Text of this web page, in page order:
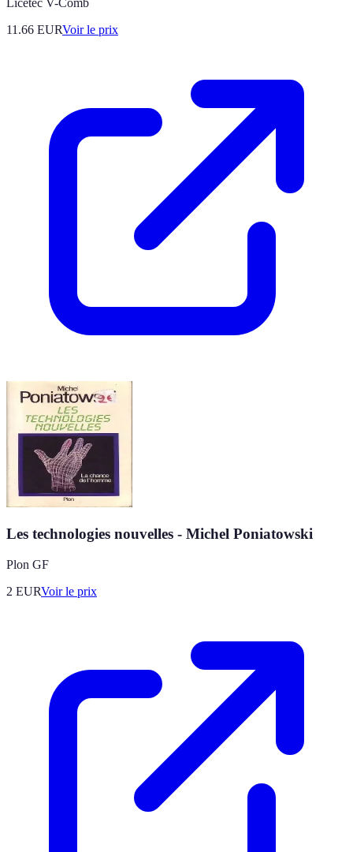
Licetec V-Comb
11.66 EURVoir le prix
Les technologies nouvelles - Michel Poniatowski
Plon GF
2 EURVoir le prix